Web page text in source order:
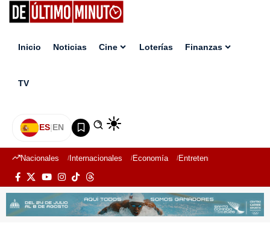
Inicio Noticias Cine Loterías Finanzas
TV
ES|EN
Nacionales Internacionales Economía Entretenimiento